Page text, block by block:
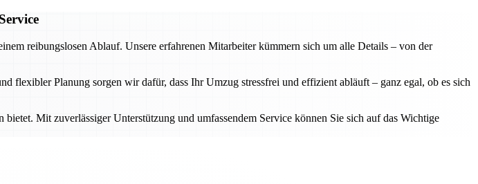
reibungslosen Ablauf. Unsere erfahrenen Mitarbeiter kümmern sich um alle Details – von der
Planung sorgen wir dafür, dass Ihr Umzug stressfrei und effizient abläuft – ganz egal, ob es sich
Mit zuverlässiger Unterstützung und umfassendem Service können Sie sich auf das Wichtige